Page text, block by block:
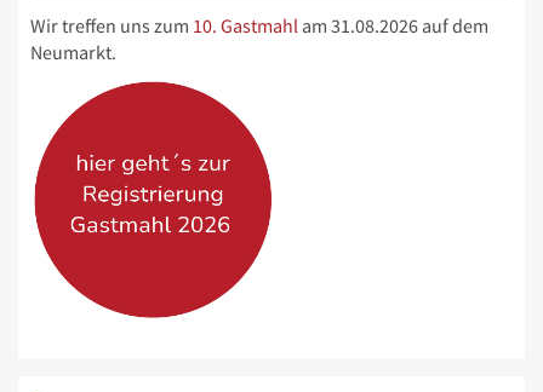
Wir treffen uns zum 10. Gastmahl am 31.08.2026 auf dem
Neumarkt.